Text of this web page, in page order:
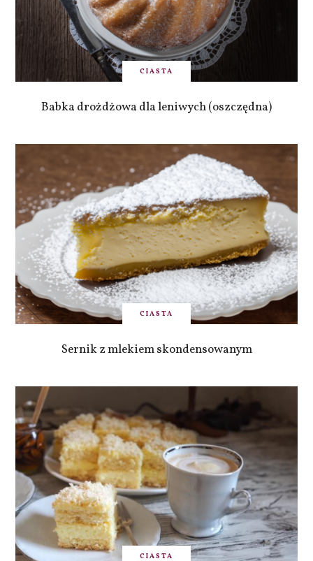
CIASTA
Babka drożdżowa dla leniwych (oszczędna)
CIASTA
Sernik z mlekiem skondensowanym
CIASTA